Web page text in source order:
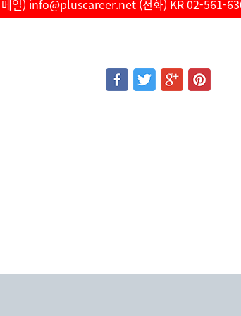
메일) info@pluscareer.net (전화) KR 02-561-